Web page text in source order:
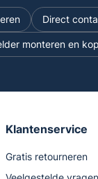
Direct
monteren en
Klantenservice
Gratis retourneren